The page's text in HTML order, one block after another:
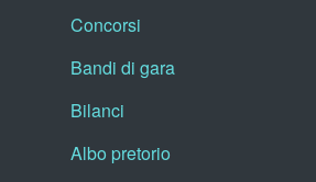
Concorsi
Bandi di gara
Bilanci
Albo pretorio